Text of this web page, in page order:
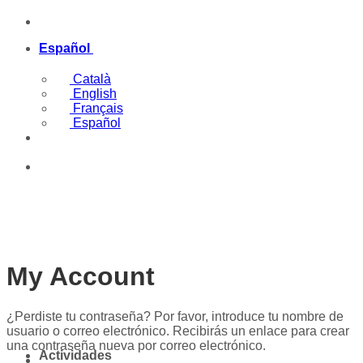
Saltar
contenidoEspañol
Català
English
Français
Español
Actividades
My Account
¿Perdiste tu contraseña? Por favor, introduce tu nombre de
usuario o correo electrónico. Recibirás un enlace para crear
una contraseña nueva por correo electrónico.